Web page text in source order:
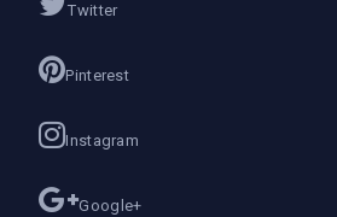
Twitter
Pinterest
Instagram
Google+